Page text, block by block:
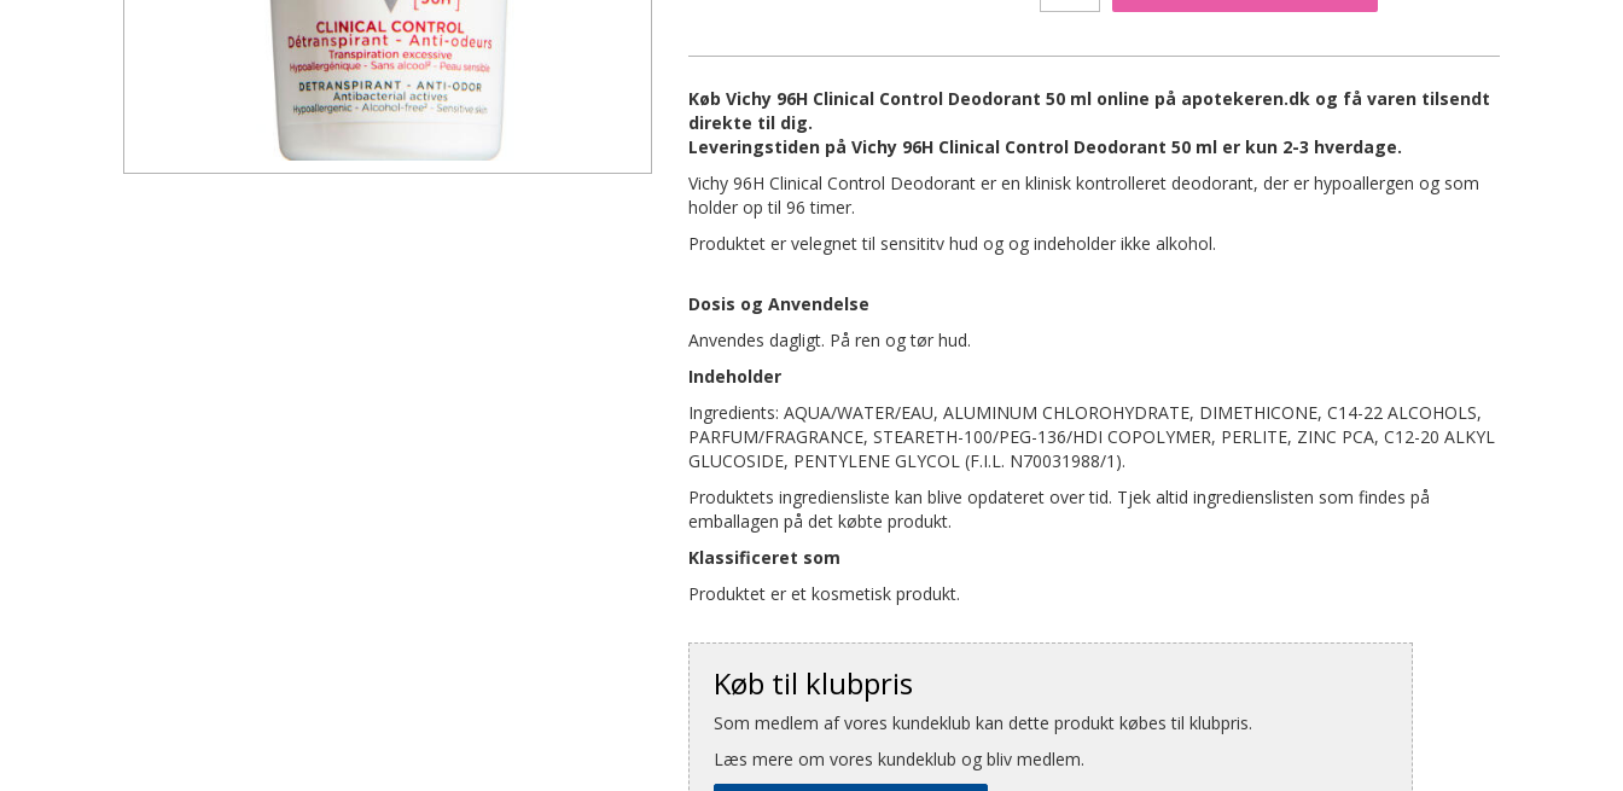
Køb Vichy 96H Clinical Control Deodorant 50 ml online på apotekeren.dk og få varen tilsendt
direkte til dig.
Leveringstiden på Vichy 96H Clinical Control Deodorant 50 ml er kun 2-3 hverdage.
Vichy 96H Clinical Control Deodorant er en klinisk kontrolleret deodorant, der er hypoallergen og som
holder op til 96 timer.
Produktet er velegnet til sensititv hud og og indeholder ikke alkohol.
Dosis og Anvendelse
Anvendes dagligt. På ren og tør hud.
Indeholder
Ingredients: AQUA/WATER/EAU, ALUMINUM CHLOROHYDRATE, DIMETHICONE, C14-22 ALCOHOLS,
PARFUM/FRAGRANCE, STEARETH-100/PEG-136/HDI COPOLYMER, PERLITE, ZINC PCA, C12-20 ALKYL
GLUCOSIDE, PENTYLENE GLYCOL (F.I.L. N70031988/1).
Produktets ingrediensliste kan blive opdateret over tid. Tjek altid ingredienslisten som findes på
emballagen på det købte produkt.
Klassificeret som
Produktet er et kosmetisk produkt.
Køb til klubpris
Som medlem af vores kundeklub kan dette produkt købes til klubpris.
Læs mere om vores kundeklub og bliv medlem.